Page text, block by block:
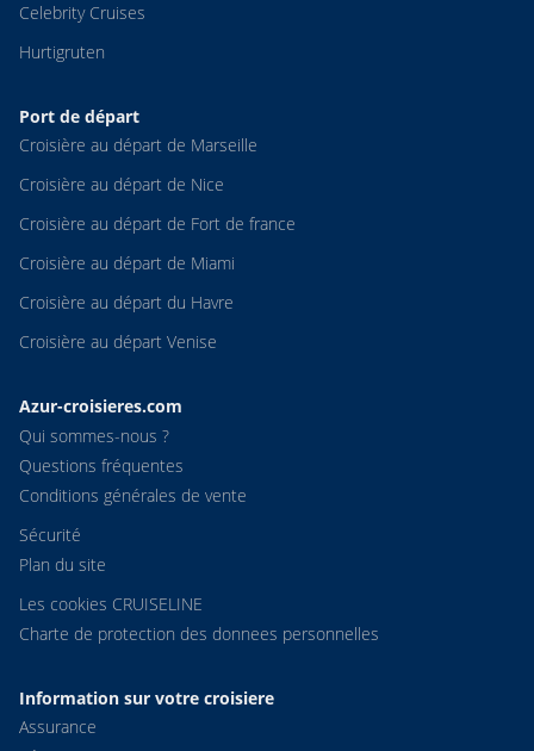
Celebrity Cruises
Hurtigruten
Port de départ
Croisière au départ de Marseille
Croisière au départ de Nice
Croisière au départ de Fort de france
Croisière au départ de Miami
Croisière au départ du Havre
Croisière au départ Venise
Azur-croisieres.com
Qui sommes-nous ?
Questions fréquentes
Conditions générales de vente
Sécurité
Plan du site
Les cookies CRUISELINE
Charte de protection des donnees personnelles
Information sur votre croisiere
Assurance